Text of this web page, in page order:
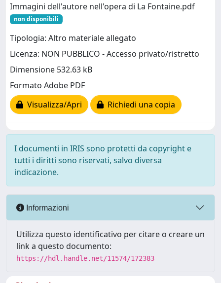
Immagini dell'autore nell'opera di La Fontaine.pdf
non disponibili
Tipologia: Altro materiale allegato
Licenza: NON PUBBLICO - Accesso privato/ristretto
Dimensione 532.63 kB
Formato Adobe PDF
Visualizza/Apri
Richiedi una copia
I documenti in IRIS sono protetti da copyright e
tutti i diritti sono riservati, salvo diversa
indicazione.
Informazioni
Utilizza questo identificativo per citare o creare un
link a questo documento:
https://hdl.handle.net/11574/172383